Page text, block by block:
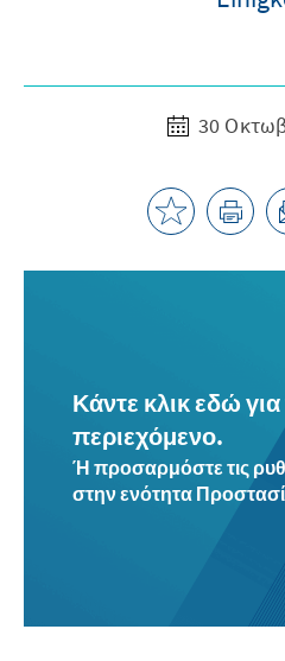
30
Κάντε κλικ εδώ για
περιεχόμενο.
Ή προσαρμόστε τις
στην ενότητα